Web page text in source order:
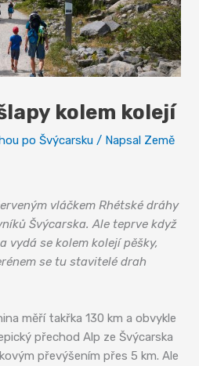
kolem kolejí
po Švýcarsku / Napsal Země
vláčkem Rhétské dráhy
Švýcarska. Ale teprve když
vydá se kolem kolejí pěšky,
se tu stavitelé drah
měří takřka 130 km a obvykle
přechod Alp ze Švýcarska
převýšením přes 5 km. Ale